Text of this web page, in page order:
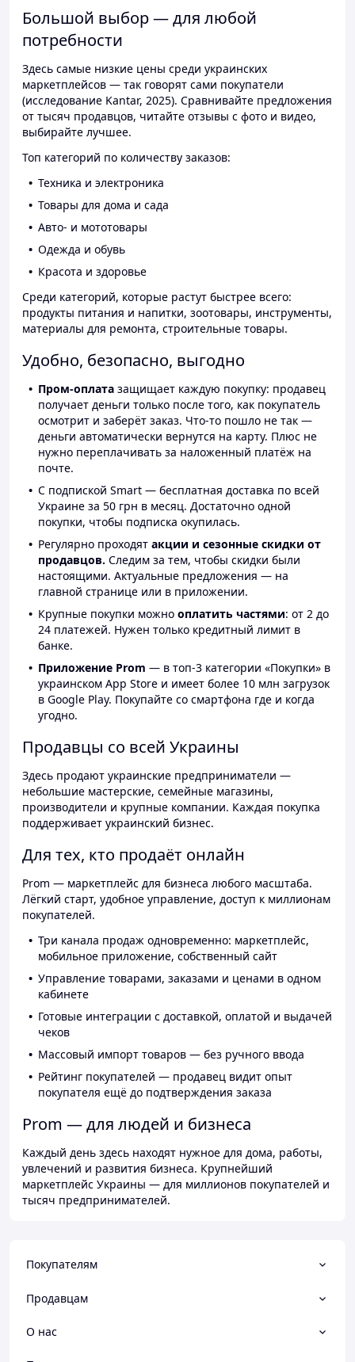
Большой выбор — для любой
потребности
Здесь самые низкие цены среди украинских
маркетплейсов — так говорят сами покупатели
(исследование Kantar, 2025). Сравнивайте предложения
от тысяч продавцов, читайте отзывы с фото и видео,
выбирайте лучшее.
Топ категорий по количеству заказов:
Техника и электроника
Товары для дома и сада
Авто- и мототовары
Одежда и обувь
Красота и здоровье
Среди категорий, которые растут быстрее всего:
продукты питания и напитки, зоотовары, инструменты,
материалы для ремонта, строительные товары.
Удобно, безопасно, выгодно
Пром-оплата защищает каждую покупку: продавец
получает деньги только после того, как покупатель
осмотрит и заберёт заказ. Что-то пошло не так —
деньги автоматически вернутся на карту. Плюс не
нужно переплачивать за наложенный платёж на
почте.
С подпиской Smart — бесплатная доставка по всей
Украине за 50 грн в месяц. Достаточно одной
покупки, чтобы подписка окупилась.
Регулярно проходят акции и сезонные скидки от
продавцов. Следим за тем, чтобы скидки были
настоящими. Актуальные предложения — на
главной странице или в приложении.
Крупные покупки можно оплатить частями: от 2 до
24 платежей. Нужен только кредитный лимит в
банке.
Приложение Prom — в топ-3 категории «Покупки» в
украинском App Store и имеет более 10 млн загрузок
в Google Play. Покупайте со смартфона где и когда
угодно.
Продавцы со всей Украины
Здесь продают украинские предприниматели —
небольшие мастерские, семейные магазины,
производители и крупные компании. Каждая покупка
поддерживает украинский бизнес.
Для тех, кто продаёт онлайн
Prom — маркетплейс для бизнеса любого масштаба.
Лёгкий старт, удобное управление, доступ к миллионам
покупателей.
Три канала продаж одновременно: маркетплейс,
мобильное приложение, собственный сайт
Управление товарами, заказами и ценами в одном
кабинете
Готовые интеграции с доставкой, оплатой и выдачей
чеков
Массовый импорт товаров — без ручного ввода
Рейтинг покупателей — продавец видит опыт
покупателя ещё до подтверждения заказа
Prom — для людей и бизнеса
Каждый день здесь находят нужное для дома, работы,
увлечений и развития бизнеса. Крупнейший
маркетплейс Украины — для миллионов покупателей и
тысяч предпринимателей.
Покупателям
Продавцам
О нас